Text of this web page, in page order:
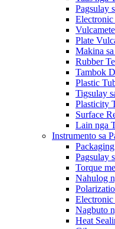
Pagsulay
Electronic
Plate
Makina
Rubber
Tambok
Plastic
Tigsulay
Plasticity
Surface
Lain nga
Instrumento sa
Pagsulay
Torque
Nahulog
Electronic
Nagbuto
Heat